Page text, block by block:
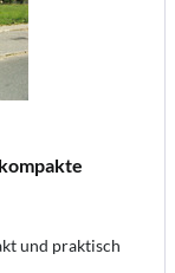
und praktisch